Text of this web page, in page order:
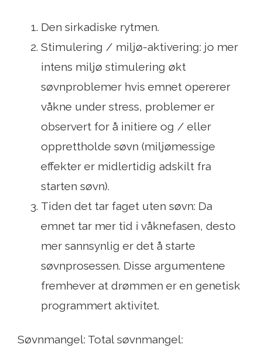
Den sirkadiske rytmen.
Stimulering / miljø-aktivering: jo mer
intens miljø stimulering økt
søvnproblemer hvis emnet opererer
våkne under stress, problemer er
observert for å initiere og / eller
opprettholde søvn (miljømessige
effekter er midlertidig adskilt fra
starten søvn).
Tiden det tar faget uten søvn: Da
emnet tar mer tid i våknefasen, desto
mer sannsynlig er det å starte
søvnprosessen. Disse argumentene
fremhever at drømmen er en genetisk
programmert aktivitet.
Søvnmangel: Total søvnmangel: